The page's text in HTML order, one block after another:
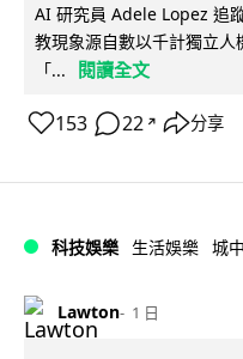
AI 研究員 Adele Lopez 追
教現象源自數以千計獨立
「...
閱讀全文
153 22 ↗ 分享
科技娛樂 生活娛樂 城
Lawton 1 日